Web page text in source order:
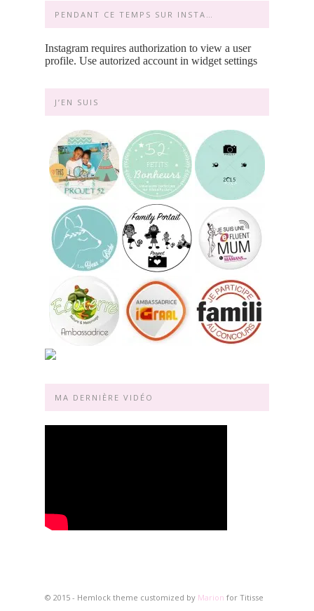
PENDANT CE TEMPS SUR INSTA…
Instagram requires authorization to view a user
profile. Use autorized account in widget settings
J’EN SUIS
MA DERNIÈRE VIDÉO
© 2015 - Hemlock theme customized by Marion for Titisse